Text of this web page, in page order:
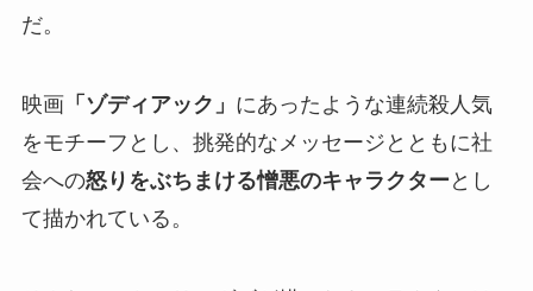
だ。
映画 「ゾディアック」 にあったような連続殺人気
をモチーフとし、挑発的なメッセージとともに社
会への怒りをぶちまける憎悪のキャラクター とし
て描かれている。